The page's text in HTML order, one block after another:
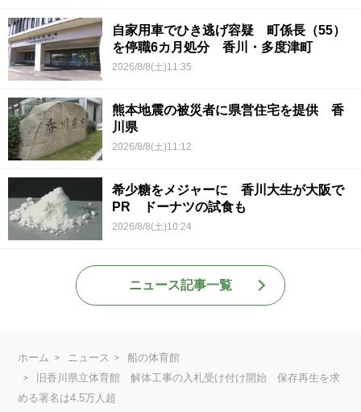
自家用車でひき逃げ容疑 町係長（55）
を停職6カ月処分 香川・多度津町
2026/8/8(土)11:35
熊本地震の被災者に県営住宅を提供 香
川県
2026/8/8(土)11:12
希少糖をメジャーに 香川大生が大阪で
PR ドーナツの試食も
2026/8/8(土)10:24
ニュース記事一覧
ホーム ニュース
船の体育館
旧香川県立体育館 解体工事の入札受け付け開始 保存再生を求
める署名は4.5万人超